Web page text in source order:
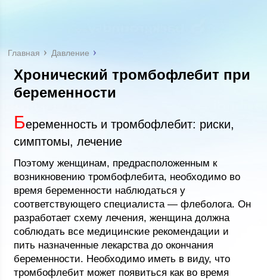
Главная Давление
Хронический тромбофлебит при
беременности
Беременность и тромбофлебит: риски,
симптомы, лечение
Поэтому женщинам, предрасположенным к
возникновению тромбофлебита, необходимо во
время беременности наблюдаться у
соответствующего специалиста — флеболога. Он
разработает схему лечения, женщина должна
соблюдать все медицинские рекомендации и
пить назначенные лекарства до окончания
беременности. Необходимо иметь в виду, что
тромбофлебит может появиться как во время